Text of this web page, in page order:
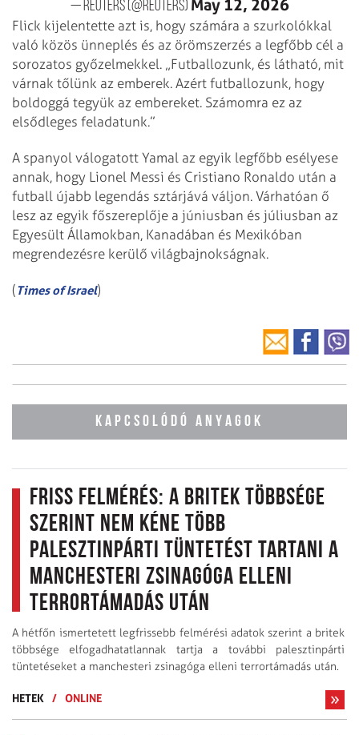
— Reuters (@Reuters) May 12, 2026
Flick kijelentette azt is, hogy számára a szurkolókkal
való közös ünneplés és az örömszerzés a legfőbb cél a
sorozatos győzelmekkel. „Futballozunk, és látható, mit
várnak tőlünk az emberek. Azért futballozunk, hogy
boldoggá tegyük az embereket. Számomra ez az
elsődleges feladatunk.”
A spanyol válogatott Yamal az egyik legfőbb esélyese
annak, hogy Lionel Messi és Cristiano Ronaldo után a
futball újabb legendás sztárjává váljon. Várhatóan ő
lesz az egyik főszereplője a júniusban és júliusban az
Egyesült Államokban, Kanadában és Mexikóban
megrendezésre kerülő világbajnokságnak.
(Times of Israel)
KAPCSOLÓDÓ ANYAGOK
Friss felmérés: a britek többsége
szerint nem kéne több
palesztinpárti tüntetést tartani a
manchesteri zsinagóga elleni
terrortámadás után
A hétfőn ismertetett legfrissebb felmérési adatok szerint a britek
többsége elfogadhatatlannak tartja a további palesztinpárti
tüntetéseket a manchesteri zsinagóga elleni terrortámadás után.
HETEK / ONLINE